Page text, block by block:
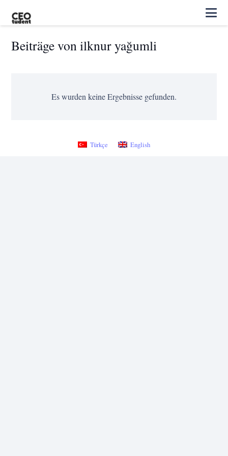
Beiträge von ilknur yağumli
Es wurden keine Ergebnisse gefunden.
Türkçe English